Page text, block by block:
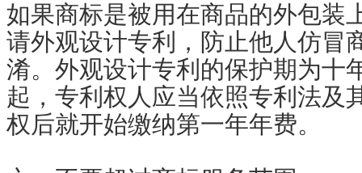
如果商标是被用在商品的外包装
请外观设计专利，防止他人仿冒
淆。外观设计专利的保护期为十
起，专利权人应当依照专利法及
权后就开始缴纳第一年年费。